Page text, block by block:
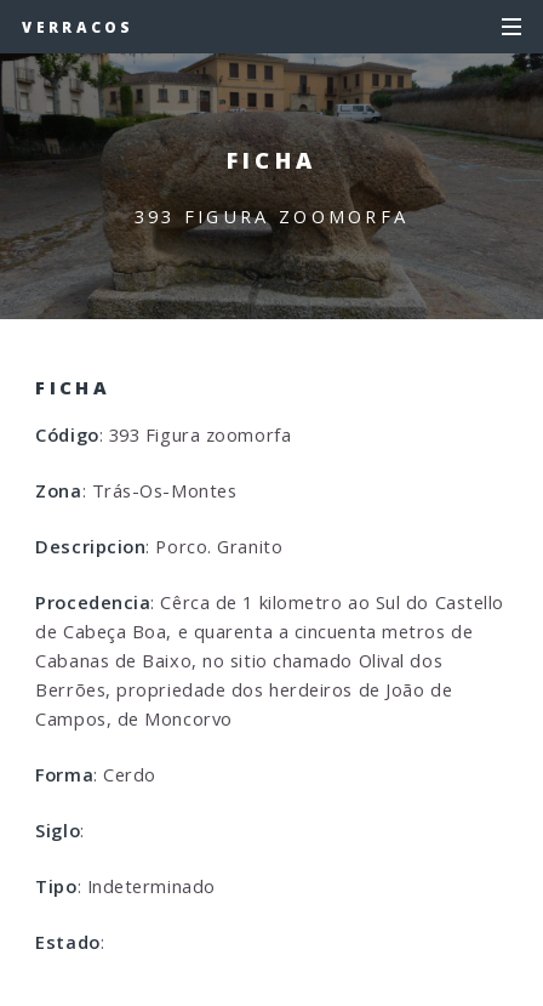
VERRACOS
FICHA
393 FIGURA ZOOMORFA
FICHA
Código: 393 Figura zoomorfa
Zona: Trás-Os-Montes
Descripcion: Porco. Granito
Procedencia: Cêrca de 1 kilometro ao Sul do Castello
de Cabeça Boa, e quarenta a cincuenta metros de
Cabanas de Baixo, no sitio chamado Olival dos
Berrões, propriedade dos herdeiros de João de
Campos, de Moncorvo
Forma: Cerdo
Siglo:
Tipo: Indeterminado
Estado: